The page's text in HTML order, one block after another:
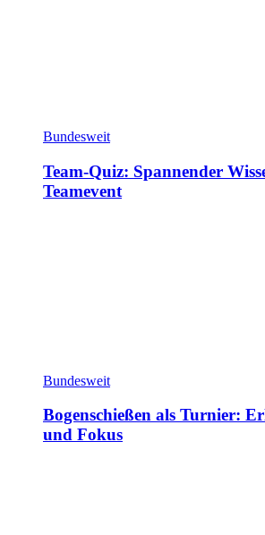
Bundesweit
Team-Quiz: Spannender
Teamevent
Bundesweit
Bogenschießen als Turnier:
und Fokus